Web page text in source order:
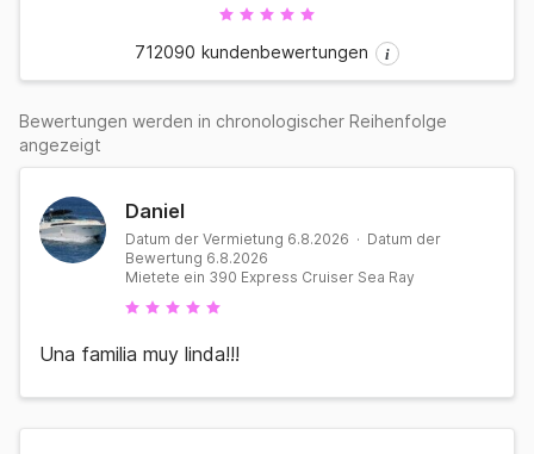
712090 kundenbewertungen
Bewertungen werden in chronologischer Reihenfolge
angezeigt
Daniel
Datum der Vermietung 6.8.2026 · Datum der
Bewertung 6.8.2026
Mietete ein 390 Express Cruiser Sea Ray
Una familia muy linda!!!